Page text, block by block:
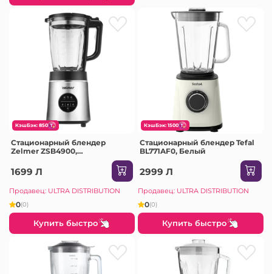
КэшБэк: 850
Стационарный блендер
Zelmer ZSB4900,
1699 Л
Продавец: ULTRA DISTRIBUTION
0(0)
Купить быстро
КэшБэк: 1500
Стационарный блендер Tefal
BL771AF0, Белый
2999 Л
Продавец: ULTRA DISTRIBUTION
0(0)
Купить быстро